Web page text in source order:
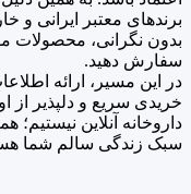
برندهای معتبر ایرانی و
بدون نگرانی، محصولات
سفارش دهید.
در این مسیر، ارائه
خریدی سریع و دلپذیر
داروخانه آنلاین
سبک زندگی سالم شما